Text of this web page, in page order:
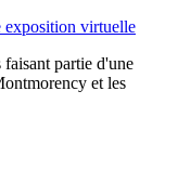
exposition virtuelle
partie d'une
et les